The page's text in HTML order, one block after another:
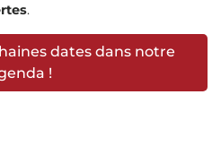
.
dates dans notre
!